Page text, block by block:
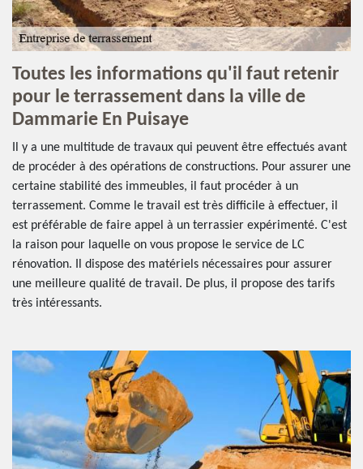
Toutes les informations qu'il faut retenir
pour le terrassement dans la ville de
Dammarie En Puisaye
Il y a une multitude de travaux qui peuvent être effectués avant
de procéder à des opérations de constructions. Pour assurer une
certaine stabilité des immeubles, il faut procéder à un
terrassement. Comme le travail est très difficile à effectuer, il
est préférable de faire appel à un terrassier expérimenté. C'est
la raison pour laquelle on vous propose le service de LC
rénovation. Il dispose des matériels nécessaires pour assurer
une meilleure qualité de travail. De plus, il propose des tarifs
très intéressants.